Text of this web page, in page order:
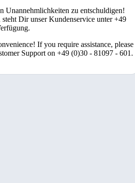
Unannehmlichkeiten zu entschuldigen!
Dir unser Kundenservice unter +49
If you require assistance, please
Support on +49 (0)30 - 81097 - 601.